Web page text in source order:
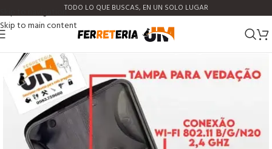
Skip to navigation
Skip to main content
TODO LO QUE BUSCAS, EN UN SOLO LUGAR